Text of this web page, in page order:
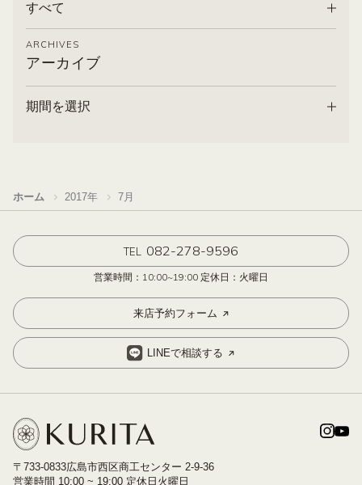
すべて
ARCHIVES
アーカイブ
期間を選択
ホーム 2017年 7月
TEL 082-278-9596
営業時間：10:00~19:00 定休日：火曜日
来店予約フォーム
LINEで相談する
〒733-0833広島市西区商工センター 2-9-36
営業時間 10:00 ~ 19:00 定休日火曜日